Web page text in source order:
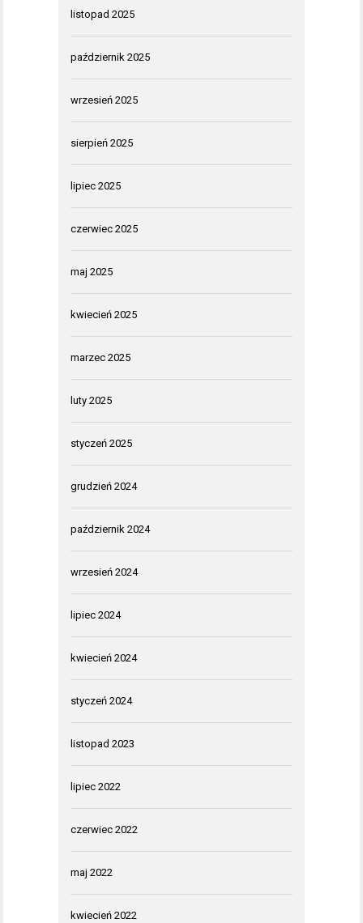
listopad 2025
październik 2025
wrzesień 2025
sierpień 2025
lipiec 2025
czerwiec 2025
maj 2025
kwiecień 2025
marzec 2025
luty 2025
styczeń 2025
grudzień 2024
październik 2024
wrzesień 2024
lipiec 2024
kwiecień 2024
styczeń 2024
listopad 2023
lipiec 2022
czerwiec 2022
maj 2022
kwiecień 2022